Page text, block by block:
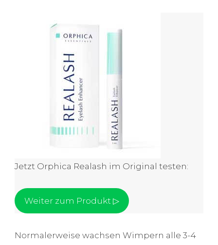
Jetzt Orphica Realash im Original testen:
Weiter zum Produkt ▷
Normalerweise wachsen Wimpern alle 3-4